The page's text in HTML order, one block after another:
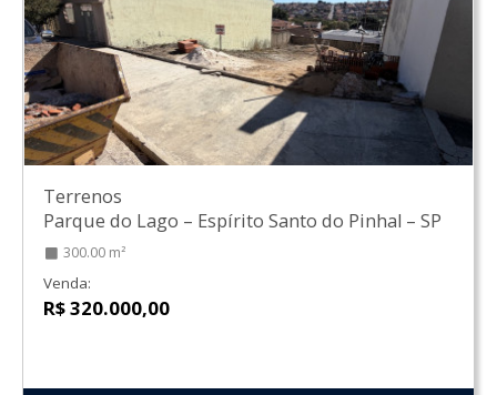
Terrenos
Parque do Lago – Espírito Santo do Pinhal – SP
300.00 m²
Venda:
R$ 320.000,00